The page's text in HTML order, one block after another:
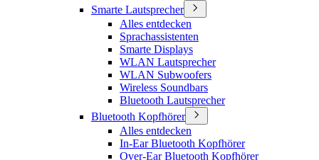
Smarte Lautsprecher
Alles entdecken
Sprachassistenten
Smarte Displays
WLAN Lautsprecher
WLAN Subwoofers
Wireless Soundbars
Bluetooth Lautsprecher
Bluetooth Kopfhörer
Alles entdecken
In-Ear Bluetooth Kopfhörer
Over-Ear Bluetooth Kopfhörer